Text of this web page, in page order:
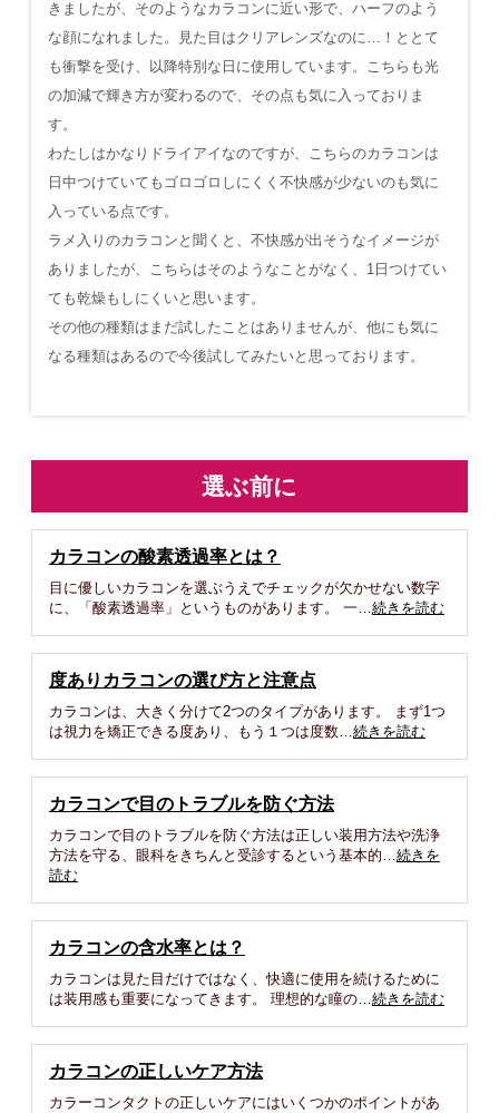
きましたが、そのようなカラコンに近い形で、ハーフのよう
な顔になれました。見た目はクリアレンズなのに…！ととて
も衝撃を受け、以降特別な日に使用しています。こちらも光
の加減で輝き方が変わるので、その点も気に入っておりま
す。
わたしはかなりドライアイなのですが、こちらのカラコンは
日中つけていてもゴロゴロしにくく不快感が少ないのも気に
入っている点です。
ラメ入りのカラコンと聞くと、不快感が出そうなイメージが
ありましたが、こちらはそのようなことがなく、1日つけてい
ても乾燥もしにくいと思います。
その他の種類はまだ試したことはありませんが、他にも気に
なる種類はあるので今後試してみたいと思っております。
選ぶ前に
カラコンの酸素透過率とは？
目に優しいカラコンを選ぶうえでチェックが欠かせない数字
に、「酸素透過率」というものがあります。 一…続きを読む
度ありカラコンの選び方と注意点
カラコンは、大きく分けて2つのタイプがあります。 まず1つ
は視力を矯正できる度あり、もう１つは度数…続きを読む
カラコンで目のトラブルを防ぐ方法
カラコンで目のトラブルを防ぐ方法は正しい装用方法や洗浄
方法を守る、眼科をきちんと受診するという基本的…続きを
読む
カラコンの含水率とは？
カラコンは見た目だけではなく、快適に使用を続けるために
は装用感も重要になってきます。 理想的な瞳の…続きを読む
カラコンの正しいケア方法
カラーコンタクトの正しいケアにはいくつかのポイントがあ